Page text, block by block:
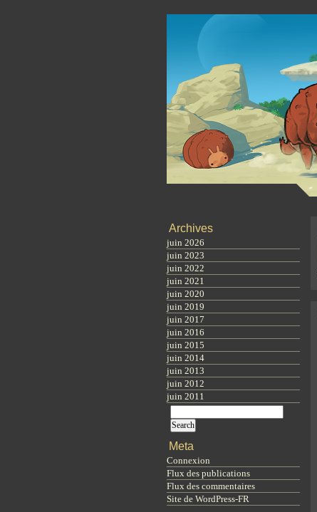
Archives
juin 2026
juin 2023
juin 2022
juin 2021
juin 2020
juin 2019
juin 2017
juin 2016
juin 2015
juin 2014
juin 2013
juin 2012
juin 2011
Meta
Connexion
Flux des publications
Flux des commentaires
Site de WordPress-FR